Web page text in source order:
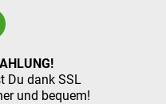
Du dank SSL
und bequem!